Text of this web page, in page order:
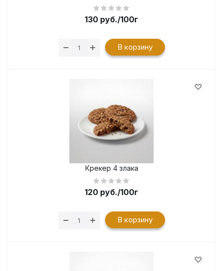
130 руб./100г
В корзину
Крекер 4 злака
120 руб./100г
В корзину